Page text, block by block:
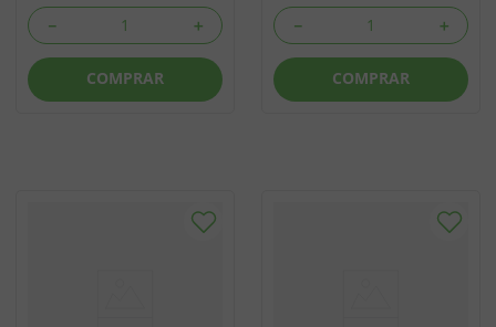
＋
－
COMPRAR
＋
－
COMPRAR